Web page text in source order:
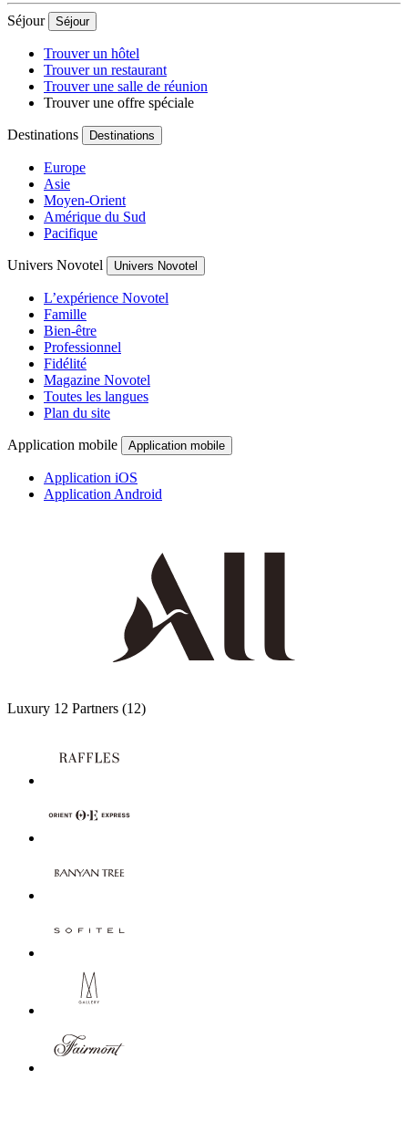
Séjour Séjour
Trouver un hôtel
Trouver un restaurant
Trouver une salle de réunion
Trouver une offre spéciale
Destinations Destinations
Europe
Asie
Moyen-Orient
Amérique du Sud
Pacifique
Univers Novotel Univers Novotel
L’expérience Novotel
Famille
Bien-être
Professionnel
Fidélité
Magazine Novotel
Toutes les langues
Plan du site
Application mobile Application mobile
Application iOS
Application Android
Luxury 12 Partners (12)